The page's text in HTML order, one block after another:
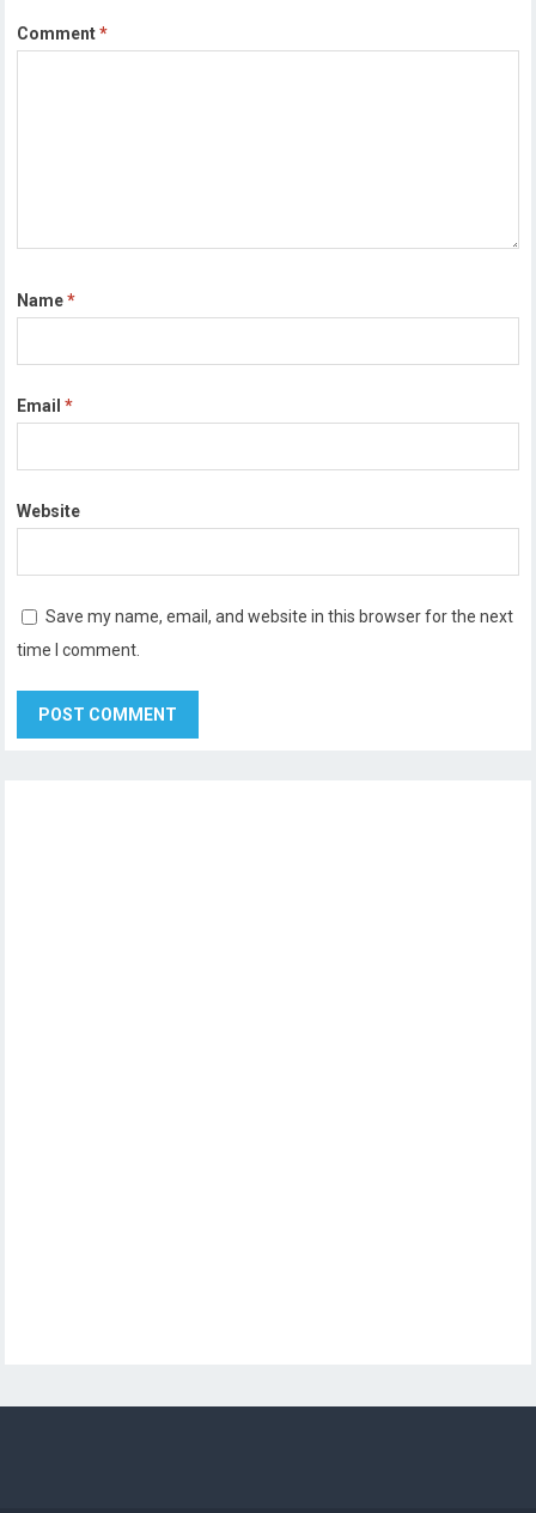
Comment*
Name*
Email*
Website
Save my name, email, and website in this browser for the next
time I comment.